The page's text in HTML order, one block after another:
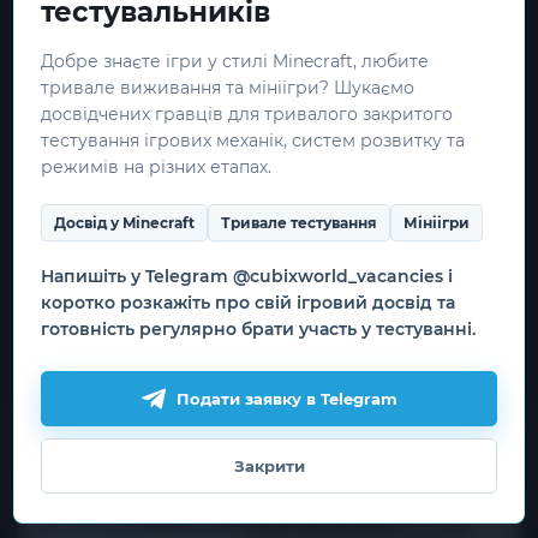
СЕРВІСОМ MINECRAFT. НЕ СХВАЛЕНО
MICROSOFT.
Корисна інформація
Скачати лаунчер
Ігрові сервери
Реєстрація
Наша команда
Вакансії
Корисні посилання
Правила гри
Угода користувача
тестувальників
Добре знаєте ігри у стилі Minecraft, любите
тривале виживання та мініігри? Шукаємо
досвідчених гравців для тривалого закритого
тестування ігрових механік, систем розвитку та
режимів на різних етапах.
Досвід у Minecraft Тривале тестування Мініігри
Напишіть у Telegram @cubixworld_vacancies і
коротко розкажіть про свій ігровий досвід та
готовність регулярно брати участь у тестуванні.
Подати заявку в Telegram
Закрити
Ми використовуємо файли cookie
для роботи сайту, захисту форм
та необовʼязкової статистики.